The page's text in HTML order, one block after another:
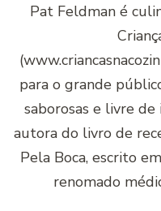
Pat Feldman é
para o grande
saborosas e livre
autora do livro de
Pela Boca, escrito
renomado